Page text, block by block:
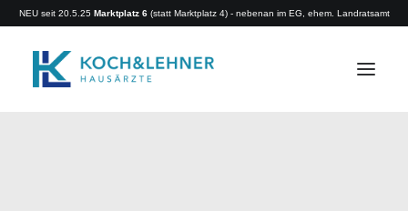
NEU seit 20.5.25 Marktplatz 6(statt Marktplatz 4) - nebenan im EG, ehem. Landratsamt